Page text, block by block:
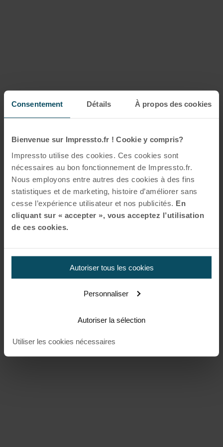
Consentement Détails À propos des cookies
Bienvenue sur Impressto.fr ! Cookie y compris?
Impressto utilise des cookies. Ces cookies sont
nécessaires au bon fonctionnement de Impressto.fr.
Nous employons entre autres des cookies à des fins
statistiques et de marketing, histoire d’améliorer sans
cesse l’expérience utilisateur et nos publicités. En
cliquant sur « accepter », vous acceptez l’utilisation
de ces cookies.
Autoriser tous les cookies
Personnaliser
Autoriser la sélection
Utiliser les cookies nécessaires